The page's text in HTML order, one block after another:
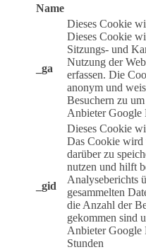
Name
_ga
Dieses Cookie
Dieses Cookie
Sitzungs- und
Nutzung der
erfassen. Die
anonym und
Besuchern zu
Anbieter Google
_gid
Dieses Cookie
Das Cookie wird
darüber zu
nutzen und hilft
Analyseberichts
gesammelten
die Anzahl der
gekommen sind
Anbieter Google
Stunden